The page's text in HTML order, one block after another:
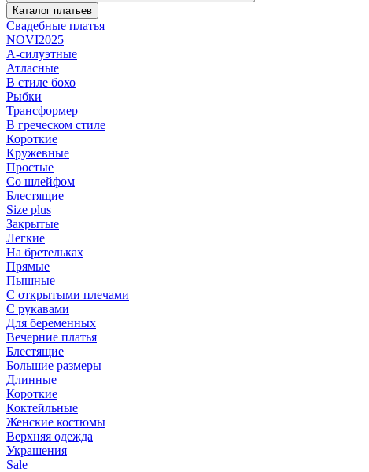
Каталог платьев
Свадебные платья
NOVI2025
А-силуэтные
Атласные
В стиле бохо
Рыбки
Трансформер
В греческом стиле
Короткие
Кружевные
Простые
Со шлейфом
Блестящие
Size plus
Закрытые
Легкие
На бретельках
Прямые
Пышные
С открытыми плечами
С рукавами
Для беременных
Вечерние платья
Блестящие
Большие размеры
Длинные
Короткие
Коктейльные
Женские костюмы
Верхняя одежда
Украшения
Sale